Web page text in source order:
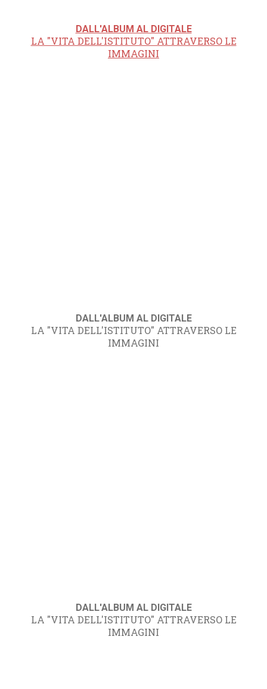
DALL'ALBUM AL DIGITALE
LA "VITA DELL'ISTITUTO" ATTRAVERSO LE
IMMAGINI
DALL'ALBUM AL DIGITALE
LA "VITA DELL'ISTITUTO" ATTRAVERSO LE
IMMAGINI
DALL'ALBUM AL DIGITALE
LA "VITA DELL'ISTITUTO" ATTRAVERSO LE
IMMAGINI